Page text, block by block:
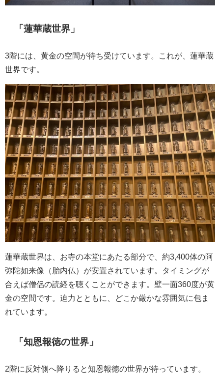
「蓮華蔵世界」
3階には、黄金の空間が待ち受けています。これが、蓮華蔵
世界です。
蓮華蔵世界は、お寺の本堂にあたる部分で、約3,400体の阿
弥陀如来像（胎内仏）が安置されています。タイミングが
合えば僧侶の読経を聴くことができます。壁一面360度が黄
金の空間です。迫力とともに、どこか厳かな雰囲気に包ま
れています。
「知恩報徳の世界」
2階に反対側へ降りると知恩報徳の世界が待っています。